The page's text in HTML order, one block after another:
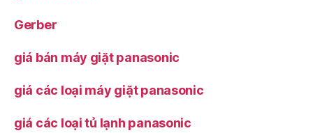
Gerber
giá bán máy giặt panasonic
giá các loại máy giặt panasonic
giá các loại tủ lạnh panasonic